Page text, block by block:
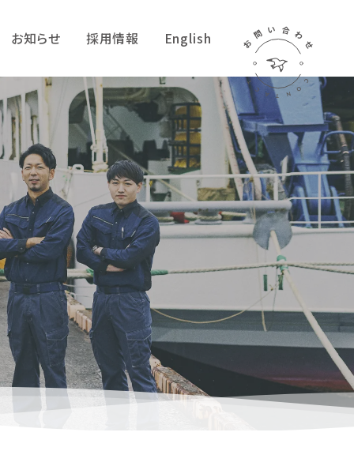
お知らせ 採用情報 English お
問 い 合 わ
せ
C
O
N
T
A
C
T